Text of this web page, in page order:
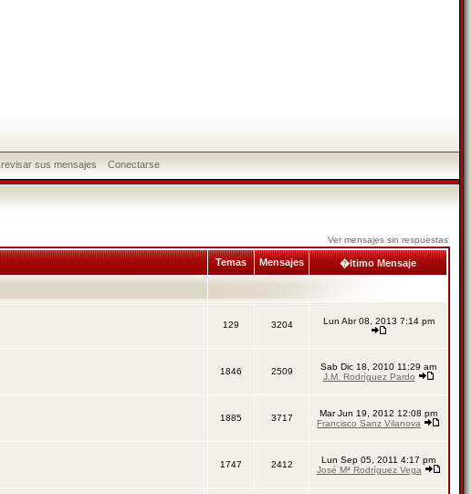
sus mensajes Conectarse
Ver mensajes sin respuestas
Temas Mensajes �ltimo Mensaje
129 3204 Lun Abr 08, 2013 7:14 pm
1846 2509
Sab Dic 18, 2010 11:29 am
J.M. Rodríguez Pardo
1885 3717
Mar Jun 19, 2012 12:08 pm
Francisco Sanz Vilanova
1747 2412
Lun Sep 05, 2011 4:17 pm
José Mª Rodríguez Vega